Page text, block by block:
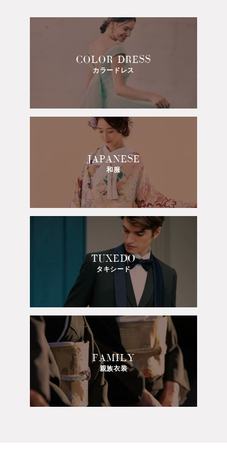
COLOR DRESS
カラードレス
JAPANESE
和服
TUXEDO
タキシード
FAMILY
親族衣装